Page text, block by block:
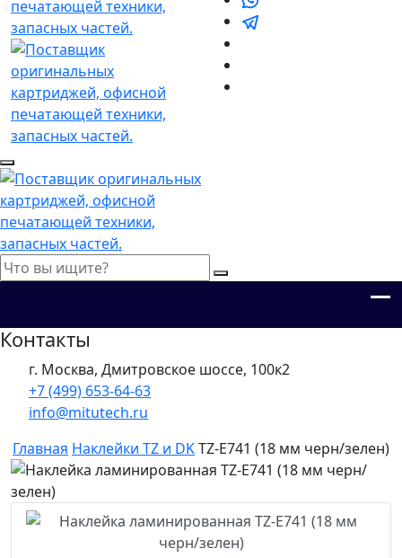
Контакты
г. Москва, Дмитровское шоссе, 100к2
+7 (499) 653-64-63
info@mitutech.ru
Главная Наклейки TZ и DKTZ-E741 (18 мм черн/зелен)